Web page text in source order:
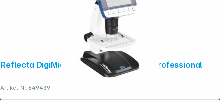
Reflecta DigiMicroscope LCD 500fach Professional
Artikel-Nr.:649439